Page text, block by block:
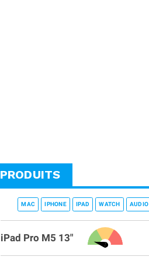
PRODUITS
MAC IPHONE IPAD WATCH AUDIO
iPad Pro M5 13"